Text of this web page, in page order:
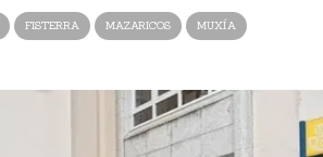
FISTERRA MAZARICOS MUXÍA